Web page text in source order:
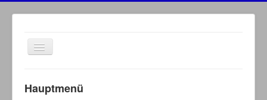
Navigation
an/aus
Hauptmenü